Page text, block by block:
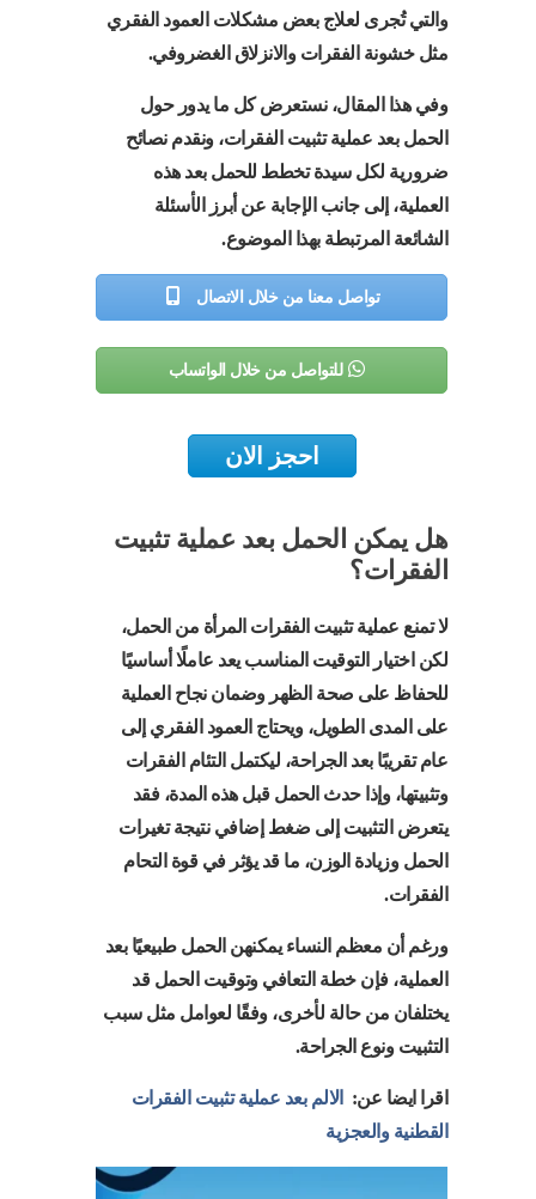
والتي تُجرى لعلاج بعض مشكلات العمود الفقري
مثل خشونة الفقرات والانزلاق الغضروفي.
وفي هذا المقال، نستعرض كل ما يدور حول
الحمل بعد عملية تثبيت الفقرات، ونقدم نصائح
ضرورية لكل سيدة تخطط للحمل بعد هذه
العملية، إلى جانب الإجابة عن أبرز الأسئلة
الشائعة المرتبطة بهذا الموضوع.
تواصل معنا من خلال الاتصال
للتواصل من خلال الواتساب
احجز الان
هل يمكن الحمل بعد عملية تثبيت
الفقرات؟
لا تمنع عملية تثبيت الفقرات المرأة من الحمل،
لكن اختيار التوقيت المناسب يعد عاملًا أساسيًا
للحفاظ على صحة الظهر وضمان نجاح العملية
على المدى الطويل، ويحتاج العمود الفقري إلى
عام تقريبًا بعد الجراحة، ليكتمل التئام الفقرات
وتثبيتها، وإذا حدث الحمل قبل هذه المدة، فقد
يتعرض التثبيت إلى ضغط إضافي نتيجة تغيرات
الحمل وزيادة الوزن، ما قد يؤثر في قوة التحام
الفقرات.
ورغم أن معظم النساء يمكنهن الحمل طبيعيًا بعد
العملية، فإن خطة التعافي وتوقيت الحمل قد
يختلفان من حالة لأخرى، وفقًا لعوامل مثل سبب
التثبيت ونوع الجراحة.
اقرا ايضا عن:
الالم بعد عملية تثبيت الفقرات
القطنية والعجزية